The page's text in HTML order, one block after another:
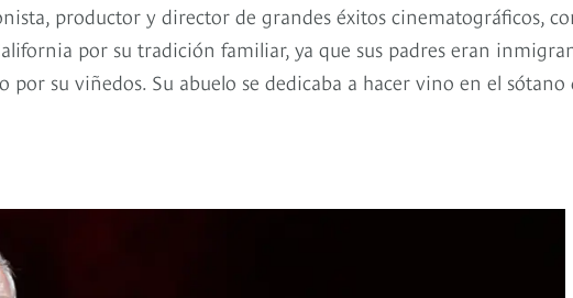
productor y director de grandes éxitos cinematográficos,
por su tradición familiar, ya que sus padres eran
por su viñedos. Su abuelo se dedicaba a hacer vino en el sótano